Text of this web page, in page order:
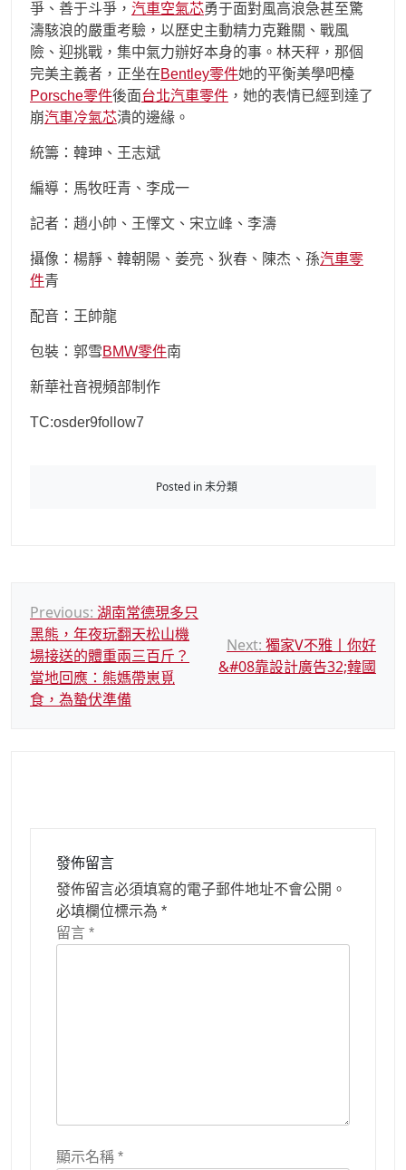
爭、善于斗爭， 汽車空氣芯勇于面對風高浪急甚至驚
濤駭浪的嚴重考驗，以歷史主動精力克難關、戰風
險、迎挑戰，集中氣力辦好本身的事。林天秤，那個
完美主義者，正坐在Bentley零件她的平衡美學吧檯
Porsche零件後面台北汽車零件 ，她的表情已經到達了
崩汽車冷氣芯潰的邊緣。
統籌：韓珅、王志斌
編導：馬牧旺青、李成一
記者：趙小帥、王懌文、宋立峰、李濤
攝像：楊靜、韓朝陽、姜亮、狄春、陳杰、孫汽車零
件青
配音：王帥龍
包裝：郭雪BMW零件南
新華社音視頻部制作
TC:osder9follow7
Posted in 未分類
文
章
導
覽
Previous: 湖南常德現多只
黑熊，年夜玩翻天松山機
場接送的體重兩三百斤？
當地回應：熊媽帶崽覓
食，為蟄伏準備
Next: 獨家V不雅丨你好
&#08靠設計廣告32;韓國
發佈留言
發佈留言必須填寫的電子郵件地址不會公開。
必填欄位標示為 *
留言 *
顯示名稱 *